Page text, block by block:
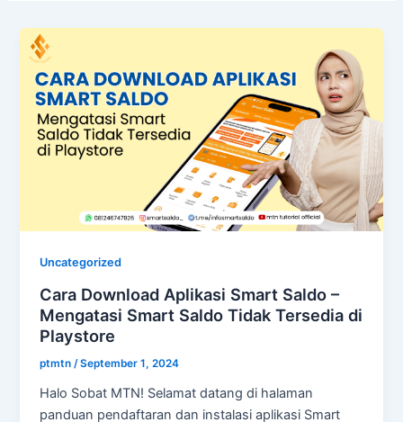
Uncategorized
Cara Download Aplikasi Smart Saldo –
Mengatasi Smart Saldo Tidak Tersedia di
Playstore
ptmtn /September 1, 2024
Halo Sobat MTN! Selamat datang di halaman
panduan pendaftaran dan instalasi aplikasi Smart